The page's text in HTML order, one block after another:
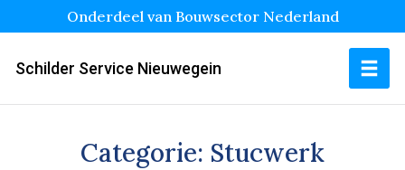
Onderdeel van Bouwsector Nederland
Schilder Service Nieuwegein
Categorie: Stucwerk